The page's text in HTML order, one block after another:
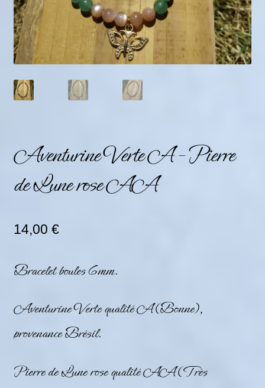
Qui suis-je ?
Avis clients
Mon compte
Aventurine Verte A – Pierre
de Lune rose AA
14,00 €
Bracelet boules 6mm.
Aventurine Verte qualité A (Bonne),
provenance Brésil.
Pierre de Lune rose qualité AA (Très